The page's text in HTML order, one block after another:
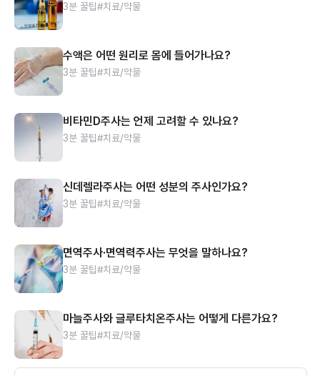
3분 꿀팁#치료/약물
수액은 어떤 원리로 몸에 들어가나요?
3분 꿀팁#치료/약물
비타민D주사는 언제 고려할 수 있나요?
3분 꿀팁#치료/약물
신데렐라주사는 어떤 성분의 주사인가요?
3분 꿀팁#치료/약물
면역주사·면역력주사는 무엇을 말하나요?
3분 꿀팁#치료/약물
마늘주사와 글루타치온주사는 어떻게 다른가요?
3분 꿀팁#치료/약물